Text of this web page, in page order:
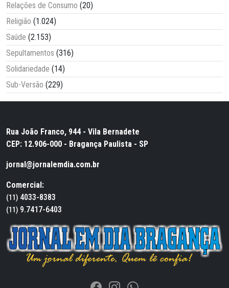
Relações de Consumo (20)
Religião (1.024)
Saúde (2.153)
Sepultamentos (316)
Solidariedade (14)
Sub-Versão (229)
Rua João Franco, 944 - Vila Bernadete
CEP: 12.906-000 - Bragança Paulista - SP
jornal@jornalemdia.com.br
Comercial:
(11) 4033-8383
(11) 9.7417-6403